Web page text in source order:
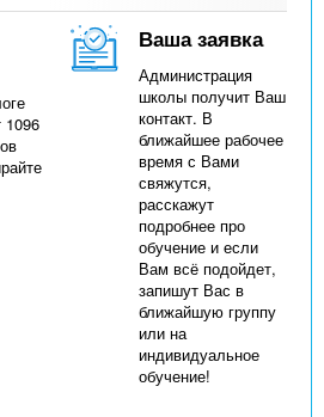
1096
Ваша заявка
Администрация
школы получит Ваш
контакт. В
ближайшее рабочее
время с Вами
свяжутся,
расскажут
подробнее про
обучение и если
Вам всё подойдет,
запишут Вас в
ближайшую группу
или на
индивидуальное
обучение!